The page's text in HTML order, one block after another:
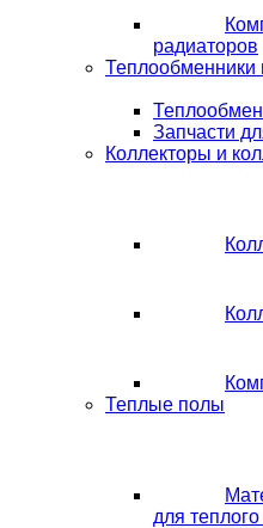
радиаторов
Теплообменники
Запчасти
Коллекторы и
Теплые полы
для